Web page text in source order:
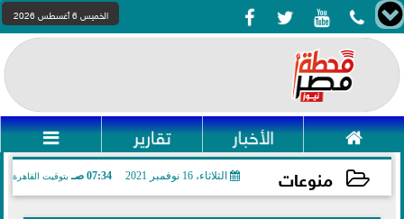
    الخميس 6 أغسطس 2026
 الأخبار تقارير 
منوعات الثلاثاء، 16 نوفمبر 2021 07:34 صـ بتوقيت القاهرة